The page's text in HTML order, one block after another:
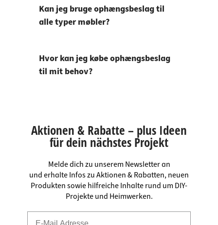
Kan jeg bruge ophængsbeslag til
alle typer møbler?
Hvor kan jeg købe ophængsbeslag
til mit behov?
Aktionen & Rabatte – plus Ideen
für dein nächstes Projekt
Melde dich zu unserem Newsletter an
und erhalte Infos zu Aktionen & Rabatten, neuen
Produkten sowie hilfreiche Inhalte rund um DIY-
Projekte und Heimwerken.